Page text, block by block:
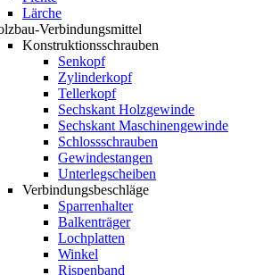
Lärche
Verbindungsmittel
Konstruktionsschrauben
Senkopf
Zylinderkopf
Tellerkopf
Sechskant Holzgewinde
Sechskant Maschinengewinde
Schlossschrauben
Gewindestangen
Unterlegscheiben
Verbindungsbeschläge
Sparrenhalter
Balkenträger
Lochplatten
Winkel
Rispenband